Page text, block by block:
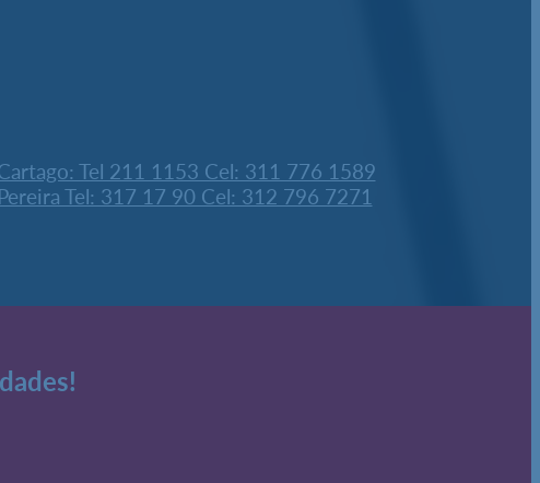
Tel 211 1153 Cel: 311 776 1589
Pereira Tel: 317 17 90 Cel: 312 796 7271